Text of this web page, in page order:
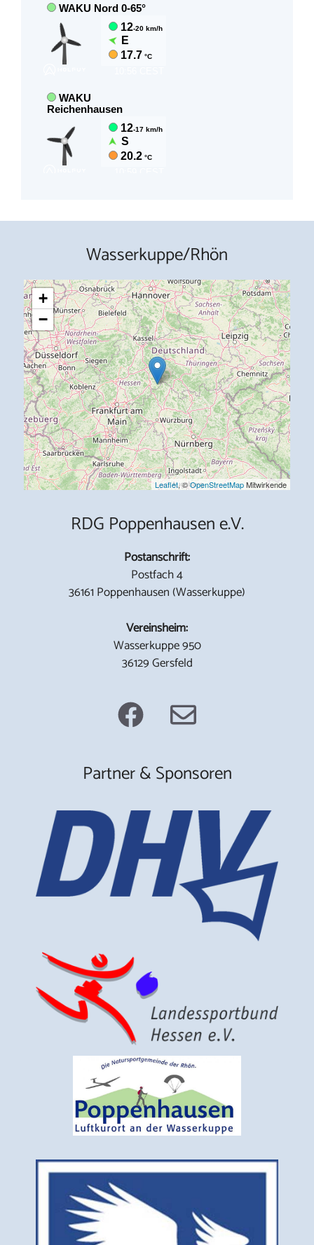
Wasserkuppe/Rhön
+
−
Leaflet, ©OpenStreetMapMitwirkende
RDG Poppenhausen e.V.
Postanschrift:
Postfach 4
36161 Poppenhausen (Wasserkuppe)
Vereinsheim:
Wasserkuppe 950
36129 Gersfeld
Partner & Sponsoren